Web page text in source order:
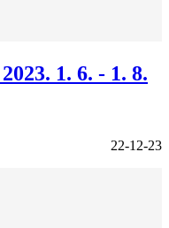
1. 6. - 1. 8.
22-12-23